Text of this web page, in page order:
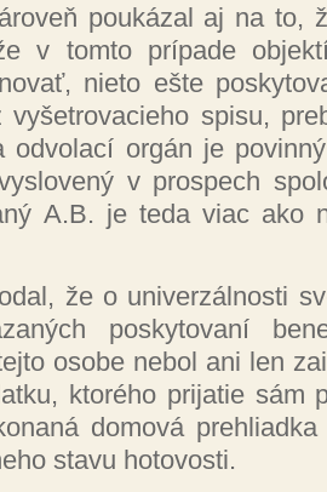
poukázal aj na to,
v tomto prípade
nieto ešte
vyšetrovacieho spisu,
odvolací orgán je
v prospech
A.B. je teda viac ako
že o univerzálnosti
poskytovaní
osobe nebol ani len
ktorého prijatie sám
domová
stavu hotovosti.